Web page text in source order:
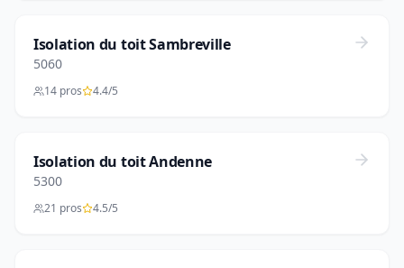
Isolation du toit Sambreville
5060
14 pros 4.4/5
Isolation du toit Andenne
5300
21 pros 4.5/5